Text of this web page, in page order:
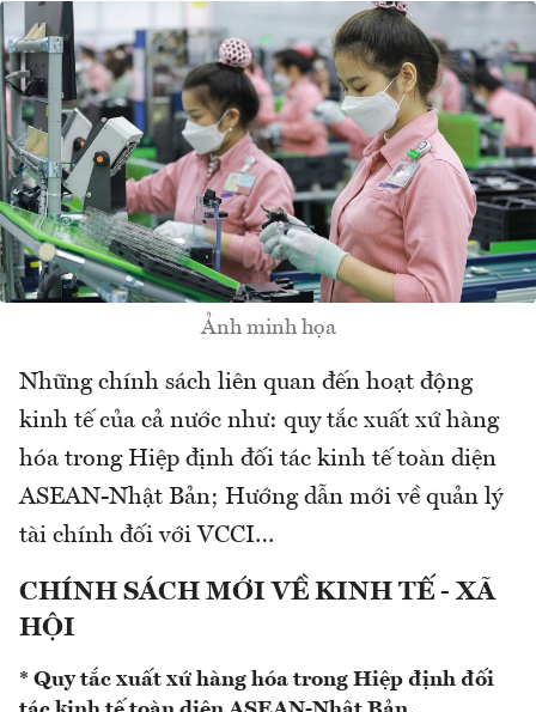
Ảnh minh họa
Những chính sách liên quan đến hoạt động
kinh tế của cả nước như: quy tắc xuất xứ hàng
hóa trong Hiệp định đối tác kinh tế toàn diện
ASEAN-Nhật Bản; Hướng dẫn mới về quản lý
tài chính đối với VCCI…
CHÍNH SÁCH MỚI VỀ KINH TẾ - XÃ
HỘI
* Quy tắc xuất xứ hàng hóa trong Hiệp định đối